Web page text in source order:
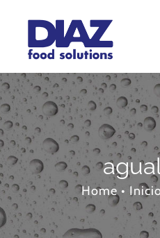
content
Home •